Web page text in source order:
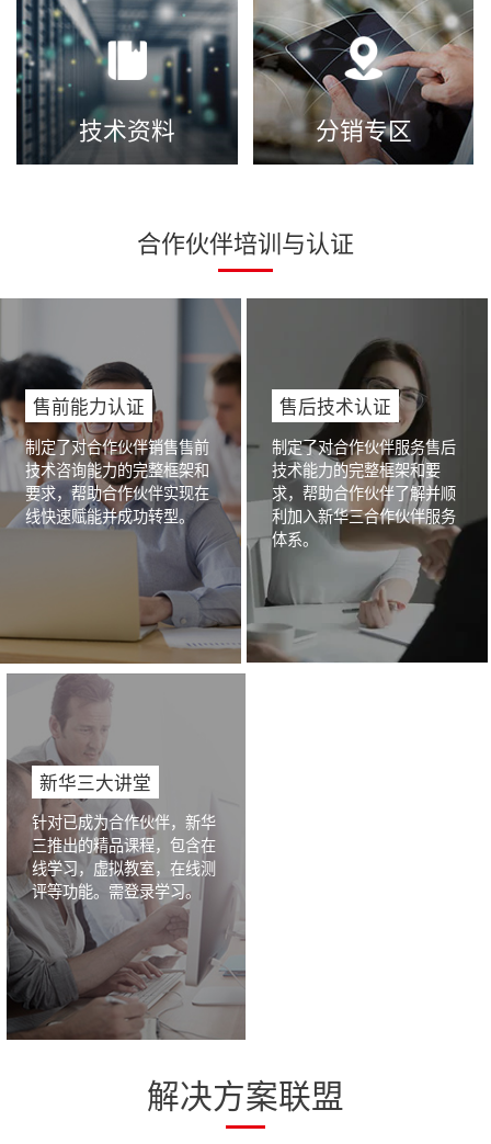
技术资料 分销专区
合作伙伴培训与认证
售前能力认证
制定了对合作伙伴销售售前
技术咨询能力的完整框架和
要求，帮助合作伙伴实现在
线快速赋能并成功转型。
售后技术认证
制定了对合作伙伴服务售后
技术能力的完整框架和要
求，帮助合作伙伴了解并顺
利加入新华三合作伙伴服务
体系。
新华三大讲堂
针对已成为合作伙伴，新华
三推出的精品课程，包含在
线学习，虚拟教室，在线测
评等功能。需登录学习。
解决方案联盟